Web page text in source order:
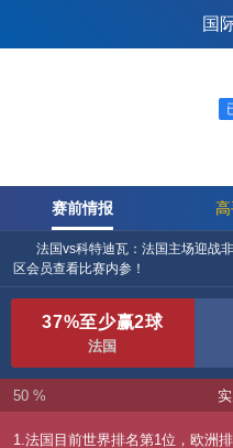
国
赛前情报
法国vs科特迪瓦：法国主场迎战
区会员查看比赛内参！
37%至少赢2球
法国
50 %
1.法国目前世界排名第1位，欧洲排